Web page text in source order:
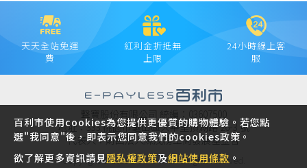
天天全站免運
費
紅利金折抵無
上限
24小時線上客
服
聲寶股份有限公司 統編：03607500
地址：333 桃園市龜山區大華里頂湖路 26-3 號
代表人：財團法人陳茂榜工商發展基金會
Copyright © 2021 SAMPO INC. All rights reserved.
百利市使用cookies為您提供更優質的購物體驗。若您點
選"我同意"後，即表示您同意我們的cookies政策。
欲了解更多資訊請見隱私權政策及網站使用條款 。